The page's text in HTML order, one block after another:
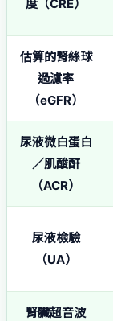
度（CRE）
估算的腎絲球
過濾率
（eGFR）
尿液微白蛋白
／肌酸酐
（ACR）
尿液檢驗
（UA）
腎臟超音波